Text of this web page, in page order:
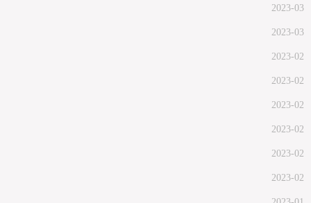
2023-03
2023-03
2023-02
2023-02
2023-02
2023-02
2023-02
2023-02